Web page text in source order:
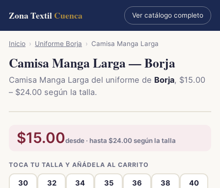
Zona TextilCuenca Ver catálogo completo
Inicio › Uniforme Borja › Camisa Manga Larga
Camisa Manga Larga — Borja
Camisa Manga Larga del uniforme de Borja, $15.00
– $24.00 según la talla.
$15.00desde · hasta $24.00 según la talla
TOCA TU TALLA Y AÑÁDELA AL CARRITO
30 32 34 35 36 38 40